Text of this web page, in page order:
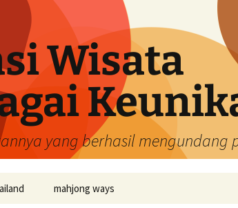
Wisata
yang berhasil mengundang
mahjong ways